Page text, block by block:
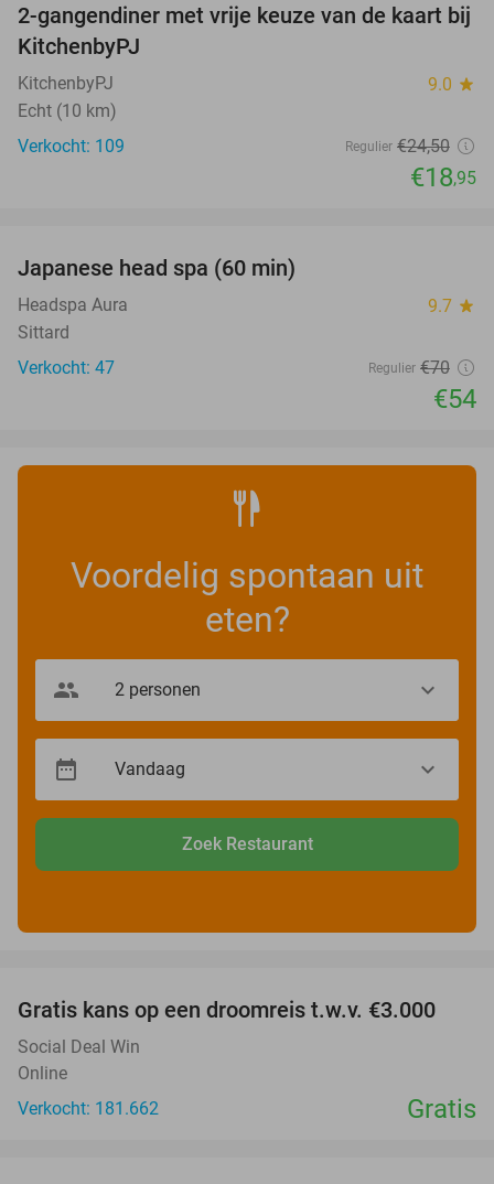
23%
2-gangendiner met vrije keuze van de kaart bij
KitchenbyPJ
KitchenbyPJ 9.0 star
Echt (10 km)
Verkocht: 109
Regulier €24,50
€18,95
Japanese head spa (60 min)
Headspa Aura 9.7 star
Sittard
Verkocht: 47
Regulier €70
€54
Voordelig spontaan uit
eten?
Zoek Restaurant
Gratis kans op een droomreis t.w.v. €3.000
Social Deal Win
Online
Verkocht: 181.662
Gratis